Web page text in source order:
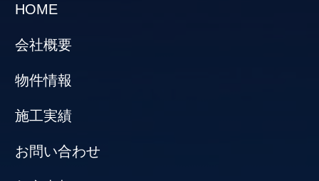
HOME
会社概要
物件情報
施工実績
お問い合わせ